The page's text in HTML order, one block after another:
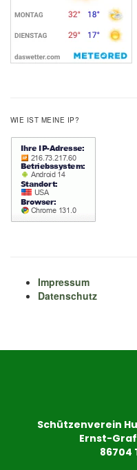
WIE IST MEINE IP?
Impressum
Datenschutz
Schützenverein
Ernst-
86704